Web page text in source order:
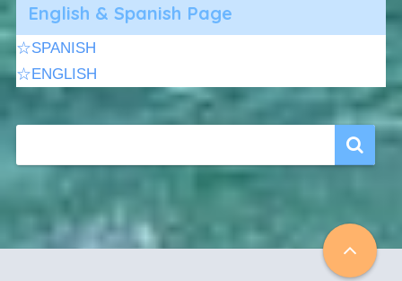
English & Spanish Page
☆SPANISH
☆ENGLISH